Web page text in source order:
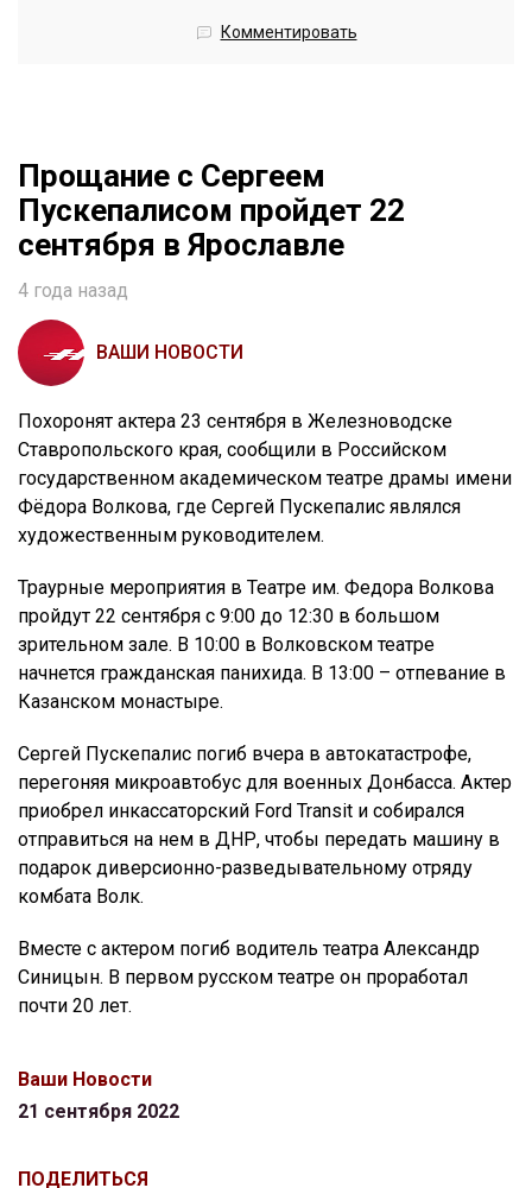
Комментировать
Прощание с Сергеем
Пускепалисом пройдет 22
сентября в Ярославле
4 года назад
ВАШИ НОВОСТИ
Похоронят актера 23 сентября в Железноводске
Ставропольского края, сообщили в Российском
государственном академическом театре драмы имени
Фёдора Волкова, где Сергей Пускепалис являлся
художественным руководителем.
Траурные мероприятия в Театре им. Федора Волкова
пройдут 22 сентября с 9:00 до 12:30 в большом
зрительном зале. В 10:00 в Волковском театре
начнется гражданская панихида. В 13:00 – отпевание в
Казанском монастыре.
Сергей Пускепалис погиб вчера в автокатастрофе,
перегоняя микроавтобус для военных Донбасса. Актер
приобрел инкассаторский Ford Transit и собирался
отправиться на нем в ДНР, чтобы передать машину в
подарок диверсионно-разведывательному отряду
комбата Волк.
Вместе с актером погиб водитель театра Александр
Синицын. В первом русском театре он проработал
почти 20 лет.
Ваши Новости
21 сентября 2022
ПОДЕЛИТЬСЯ